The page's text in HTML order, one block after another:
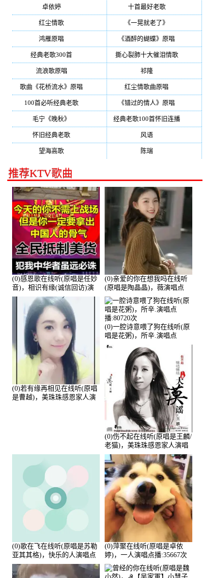
卓依婷(350) 十首最好老歌(300)
红尘情歌 《一晃就老了》
鸿雁原唱 《酒醉的蝴蝶》原唱
经典老歌300首 撕心裂肺十大催泪情歌(195)
流浪歌原唱 祁隆(188)
歌曲《花桥流水》原唱 红尘情歌曲原唱
100首必听经典老歌 《错过的情人》原唱
毛宁《晚秋》 经典老歌100首怀旧连播(134)
怀旧经典老歌 风语(132)
望海高歌 陈瑞(128)
推荐KTV歌曲
(0)感恩歌在线听(原唱是任妙
音)，相识有缘(诚信回访)演
唱点播:161288次
(0)亲爱的你在想我吗在线听
(原唱是陶晶晶)，薇演唱点
播:159722次
(0)若有缘再相见在线听(原唱
是曹越)，美珠珠感恩家人演
(0)一腔诗意喂了狗在线听(原
唱是花粥)，所辛.演唱点
播:80720次
(0)伤不起在线听(原唱是王麟/
老猫)，美珠珠感恩家人演唱
点播:80218次
(0)歌在飞在线听(原唱是苏勒
亚其其格)，快乐的人演唱点
播:36次
(0)萍聚在线听(原唱是卓依
婷)，一人演唱点播:35667次